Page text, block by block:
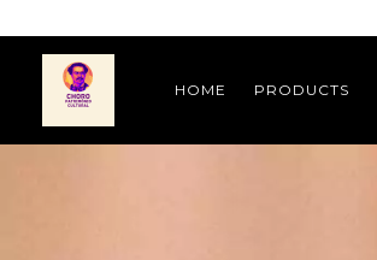
HOME PRODUCTS